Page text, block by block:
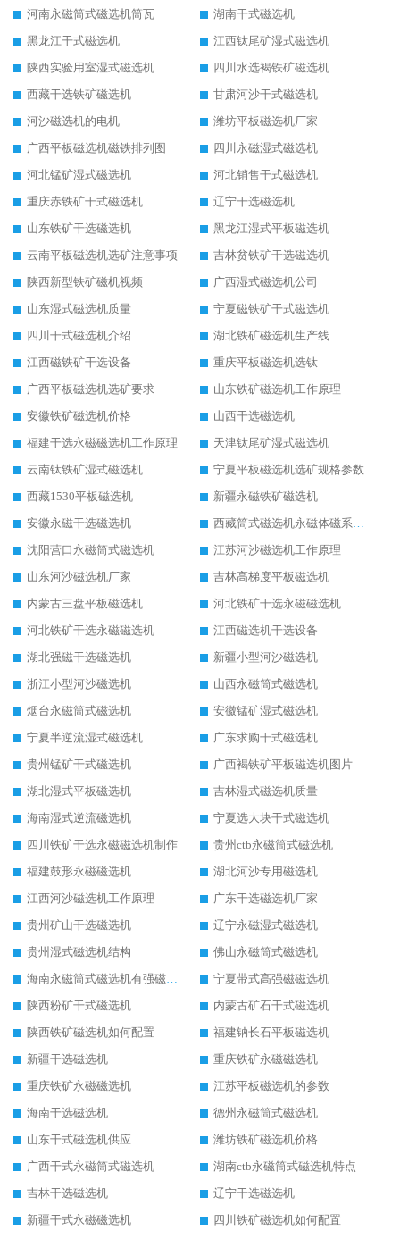
河南永磁筒式磁选机筒瓦
湖南干式磁选机
黑龙江干式磁选机
江西钛尾矿湿式磁选机
陕西实验用室湿式磁选机
四川水选褐铁矿磁选机
西藏干选铁矿磁选机
甘肃河沙干式磁选机
河沙磁选机的电机
潍坊平板磁选机厂家
广西平板磁选机磁铁排列图
四川永磁湿式磁选机
河北锰矿湿式磁选机
河北销售干式磁选机
重庆赤铁矿干式磁选机
辽宁干选磁选机
山东铁矿干选磁选机
黑龙江湿式平板磁选机
云南平板磁选机选矿注意事项
吉林贫铁矿干选磁选机
陕西新型铁矿磁机视频
广西湿式磁选机公司
山东湿式磁选机质量
宁夏磁铁矿干式磁选机
四川干式磁选机介绍
湖北铁矿磁选机生产线
江西磁铁矿干选设备
重庆平板磁选机选钛
广西平板磁选机选矿要求
山东铁矿磁选机工作原理
安徽铁矿磁选机价格
山西干选磁选机
福建干选永磁磁选机工作原理
天津钛尾矿湿式磁选机
云南钛铁矿湿式磁选机
宁夏平板磁选机选矿规格参数
西藏1530平板磁选机
新疆永磁铁矿磁选机
安徽永磁干选磁选机
西藏筒式磁选机永磁体磁系设计
沈阳营口永磁筒式磁选机
江苏河沙磁选机工作原理
山东河沙磁选机厂家
吉林高梯度平板磁选机
内蒙古三盘平板磁选机
河北铁矿干选永磁磁选机
河北铁矿干选永磁磁选机
江西磁选机干选设备
湖北强磁干选磁选机
新疆小型河沙磁选机
浙江小型河沙磁选机
山西永磁筒式磁选机
烟台永磁筒式磁选机
安徽锰矿湿式磁选机
宁夏半逆流湿式磁选机
广东求购干式磁选机
贵州锰矿干式磁选机
广西褐铁矿平板磁选机图片
湖北湿式平板磁选机
吉林湿式磁选机质量
海南湿式逆流磁选机
宁夏选大块干式磁选机
四川铁矿干选永磁磁选机制作
贵州ctb永磁筒式磁选机
福建鼓形永磁磁选机
湖北河沙专用磁选机
江西河沙磁选机工作原理
广东干选磁选机厂家
贵州矿山干选磁选机
辽宁永磁湿式磁选机
贵州湿式磁选机结构
佛山永磁筒式磁选机
海南永磁筒式磁选机有强磁的吗
宁夏带式高强磁磁选机
陕西粉矿干式磁选机
内蒙古矿石干式磁选机
陕西铁矿磁选机如何配置
福建钠长石平板磁选机
新疆干选磁选机
重庆铁矿永磁磁选机
重庆铁矿永磁磁选机
江苏平板磁选机的参数
海南干选磁选机
德州永磁筒式磁选机
山东干式磁选机供应
潍坊铁矿磁选机价格
广西干式永磁筒式磁选机
湖南ctb永磁筒式磁选机特点
吉林干选磁选机
辽宁干选磁选机
新疆干式永磁磁选机
四川铁矿磁选机如何配置